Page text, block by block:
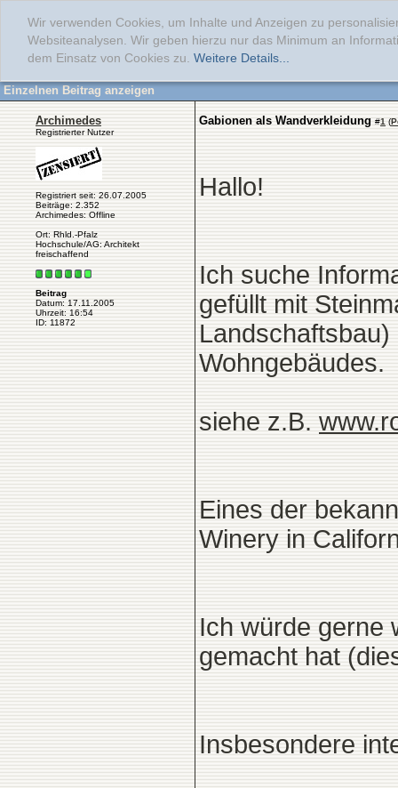
Wir verwenden Cookies, um Inhalte und Anzeigen zu
Websiteanalysen. Wir geben hierzu nur das Minimum an
dem Einsatz von Cookies zu. Weitere Details...
Einzelnen Beitrag anzeigen
Archimedes
Registrierter Nutzer
Registriert seit: 26.07.2005
Beiträge: 2.352
Archimedes: Offline
Ort: Rhld.-Pfalz
Hochschule/AG: Architekt
freischaffend
Beitrag
Datum: 17.11.2005
Uhrzeit: 16:54
ID: 11872
Gabionen als Wandverkleidung #1 (
Hallo!
Ich suche
gefüllt mit
Wohngebäudes.
siehe z.B.
Eines der
Winery in
Ich würde gerne
gemacht hat
Insbesondere